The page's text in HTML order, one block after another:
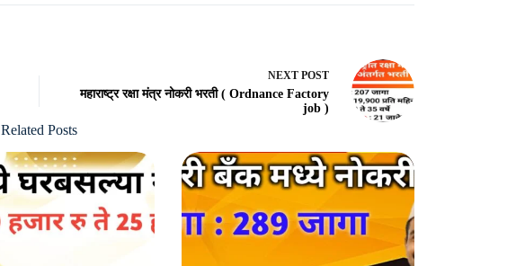
NEXT POST
महाराष्ट्र रक्षा मंत्र नोकरी भरती ( Ordnance Factory
job )
Related Posts